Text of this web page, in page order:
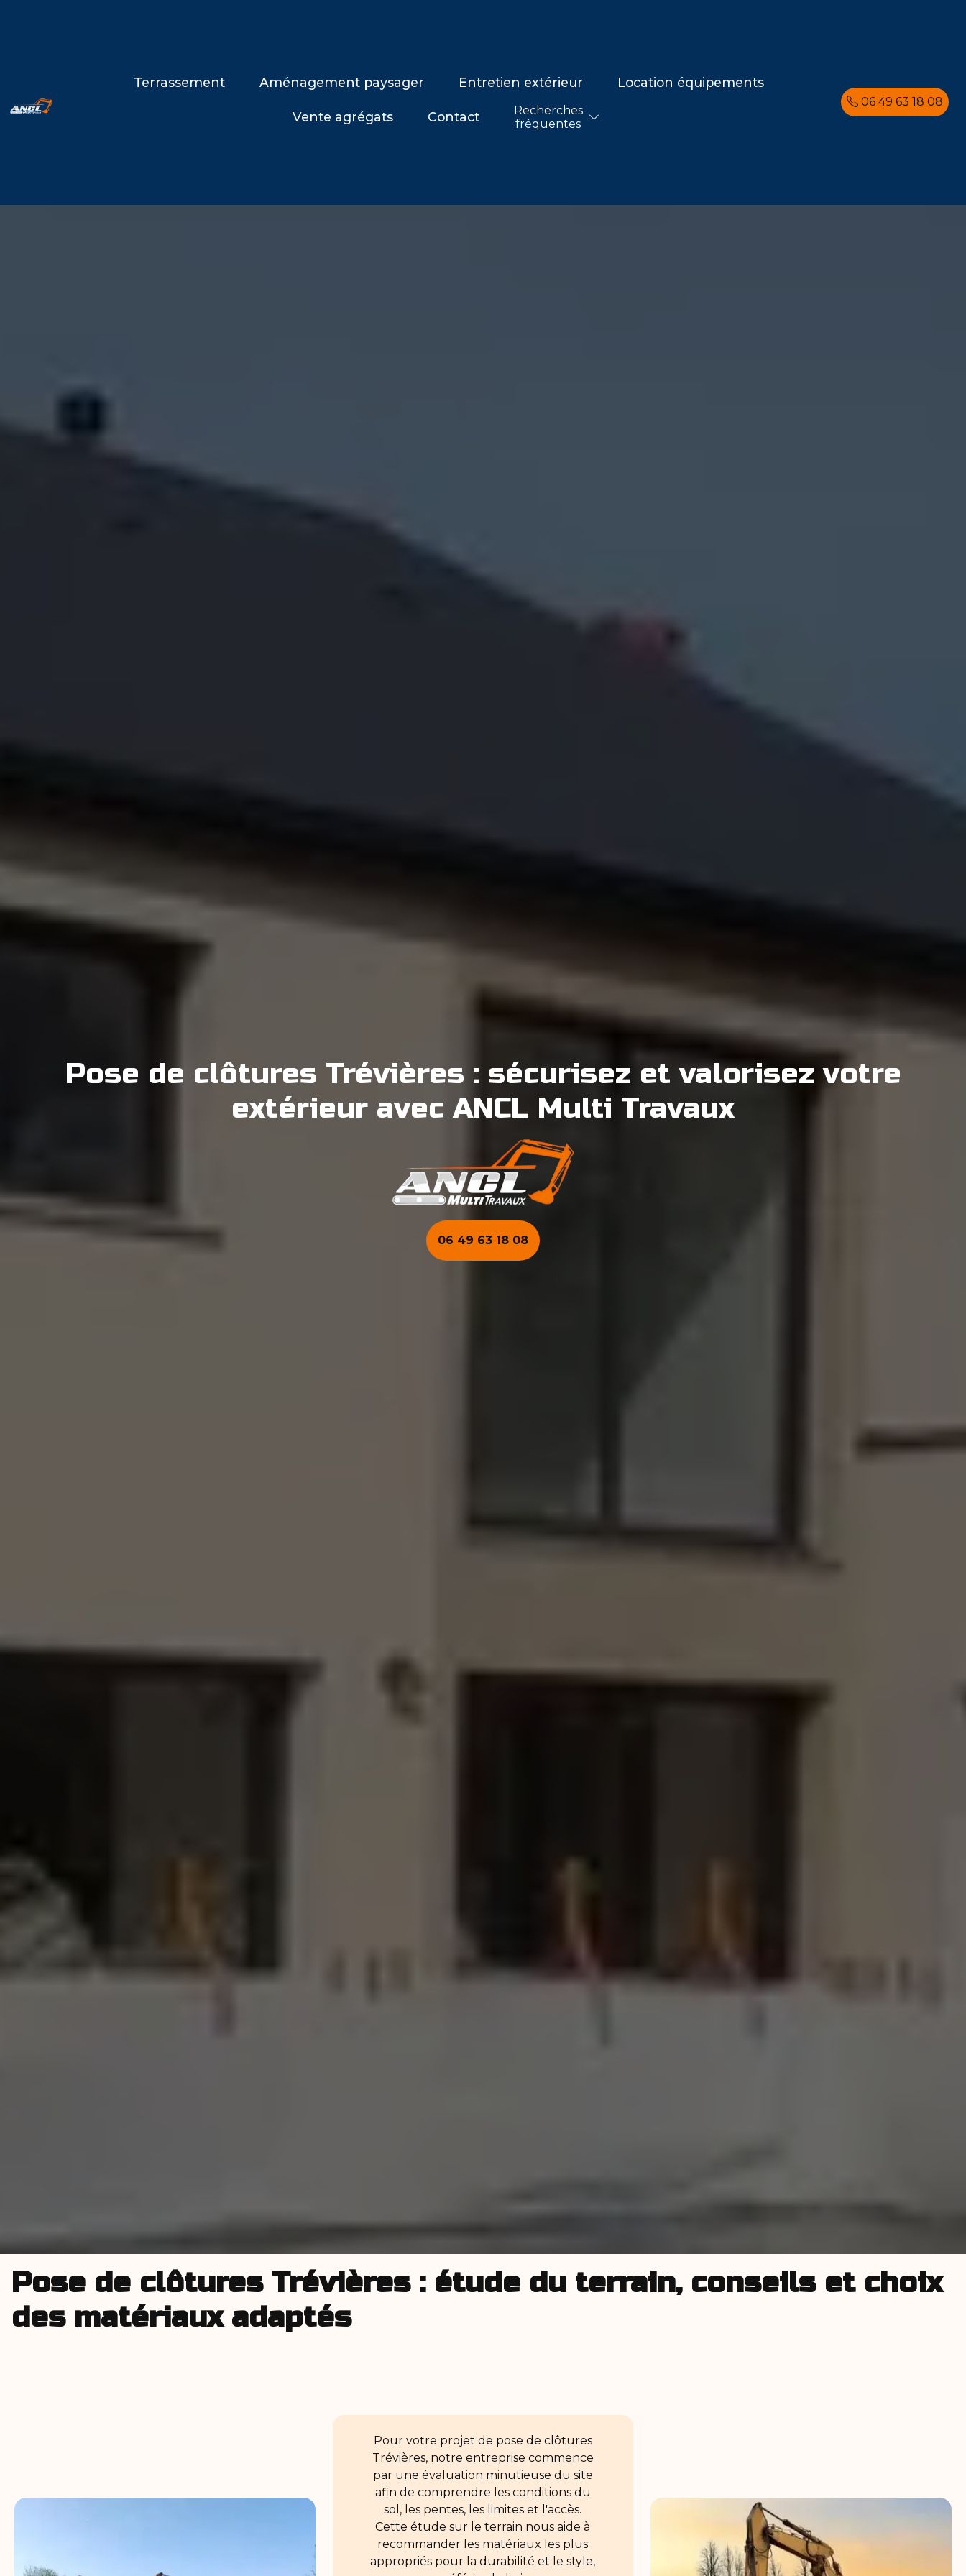
Terrassement Aménagement paysager Entretien extérieur Location équipements
Vente agrégats Contact
Recherches
fréquentes
06 49 63 18 08
Pose de clôtures Trévières : sécurisez et valorisez votre
extérieur avec ANCL Multi Travaux
06 49 63 18 08
Pose de clôtures Trévières : étude du terrain, conseils et choix
des matériaux adaptés
Pour votre projet de pose de clôtures
Trévières, notre entreprise commence
par une évaluation minutieuse du site
afin de comprendre les conditions du
sol, les pentes, les limites et l'accès.
Cette étude sur le terrain nous aide à
recommander les matériaux les plus
appropriés pour la durabilité et le style,